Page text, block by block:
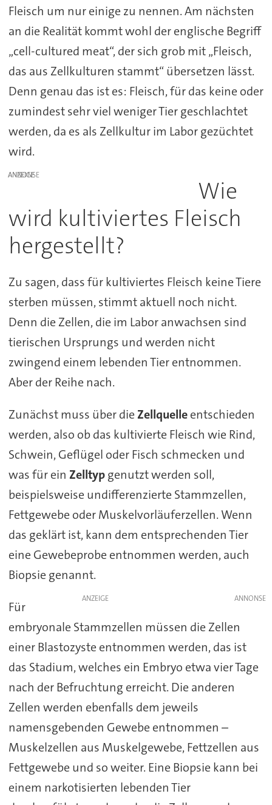
Fleisch um nur einige zu nennen. Am nächsten
an die Realität kommt wohl der englische Begriff
„cell-cultured meat“, der sich grob mit „Fleisch,
das aus Zellkulturen stammt“ übersetzen lässt.
Denn genau das ist es: Fleisch, für das keine oder
zumindest sehr viel weniger Tier geschlachtet
werden, da es als Zellkultur im Labor gezüchtet
wird.
ANZEIGE
Wie
wird kultiviertes Fleisch
hergestellt?
Zu sagen, dass für kultiviertes Fleisch keine Tiere
sterben müssen, stimmt aktuell noch nicht.
Denn die Zellen, die im Labor anwachsen sind
tierischen Ursprungs und werden nicht
zwingend einem lebenden Tier entnommen.
Aber der Reihe nach.
Zunächst muss über die Zellquelleentschieden
werden, also ob das kultivierte Fleisch wie Rind,
Schwein, Geflügel oder Fisch schmecken und
was für ein Zelltypgenutzt werden soll,
beispielsweise undifferenzierte Stammzellen,
Fettgewebe oder Muskelvorläuferzellen. Wenn
das geklärt ist, kann dem entsprechenden Tier
eine Gewebeprobe entnommen werden, auch
Biopsie genannt.
ANZEIGE
Für
embryonale Stammzellen müssen die Zellen
einer Blastozyste entnommen werden, das ist
das Stadium, welches ein Embryo etwa vier Tage
nach der Befruchtung erreicht. Die anderen
Zellen werden ebenfalls dem jeweils
namensgebenden Gewebe entnommen –
Muskelzellen aus Muskelgewebe, Fettzellen aus
Fettgewebe und so weiter. Eine Biopsie kann bei
einem narkotisierten lebenden Tier